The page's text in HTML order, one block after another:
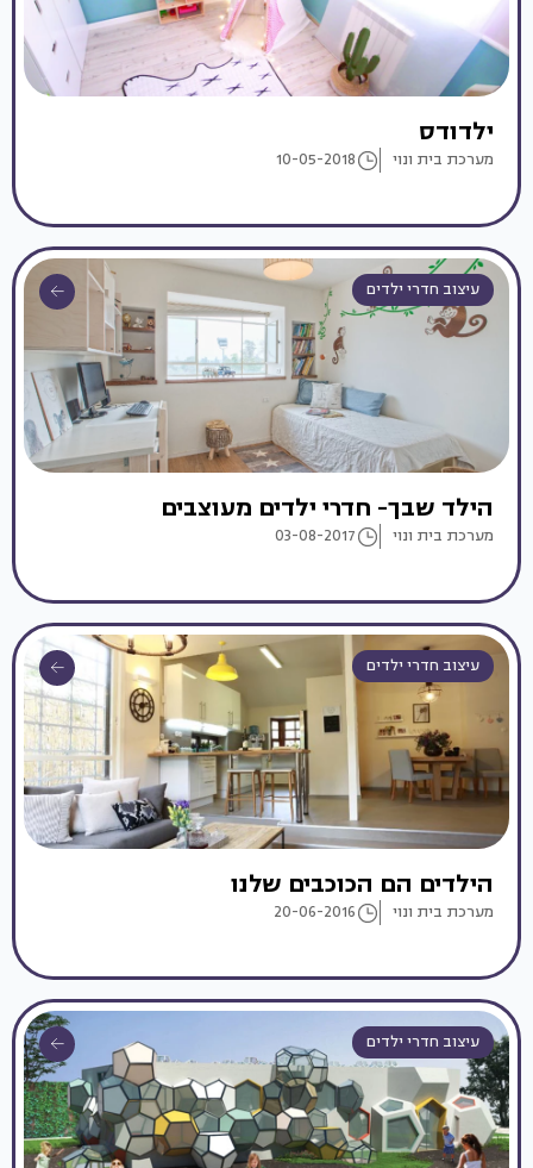
ילדודס
מערכת בית ונוי 10-05-2018
עיצוב חדרי ילדים
הילד שבך- חדרי ילדים מעוצבים
מערכת בית ונוי 03-08-2017
עיצוב חדרי ילדים
הילדים הם הכוכבים שלנו
מערכת בית ונוי 20-06-2016
עיצוב חדרי ילדים